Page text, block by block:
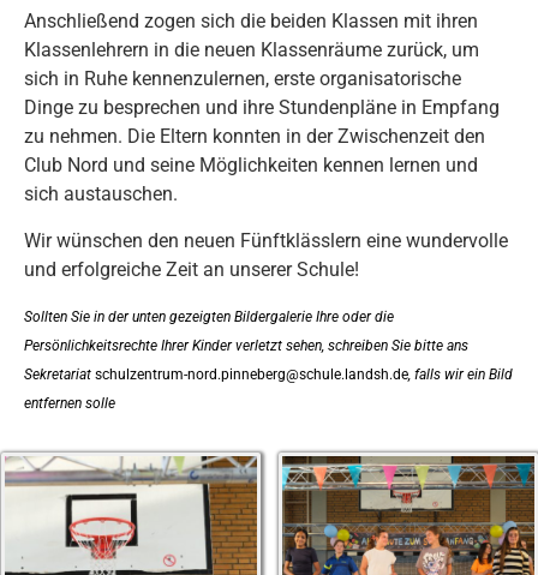
Anschließend zogen sich die beiden Klassen mit ihren
Klassenlehrern in die neuen Klassenräume zurück, um
sich in Ruhe kennenzulernen, erste organisatorische
Dinge zu besprechen und ihre Stundenpläne in Empfang
zu nehmen. Die Eltern konnten in der Zwischenzeit den
Club Nord und seine Möglichkeiten kennen lernen und
sich austauschen.
Wir wünschen den neuen Fünftklässlern eine wundervolle
und erfolgreiche Zeit an unserer Schule!
Sollten Sie in der unten gezeigten Bildergalerie Ihre oder die
Persönlichkeitsrechte Ihrer Kinder verletzt sehen, schreiben Sie bitte ans
Sekretariat schulzentrum-nord.pinneberg@schule.landsh.de, falls wir ein Bild
entfernen solle